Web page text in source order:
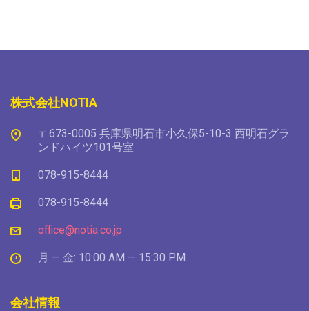
株式会社NOTIA
〒673-0005 兵庫県明石市小久保5-10-3 西明石グラ
ンドハイツ101号室
078-915-8444
078-915-8444
office@notia.co.jp
月 — 金: 10:00 AM — 15:30 PM
会社情報